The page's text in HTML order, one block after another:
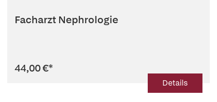
Facharzt Nephrologie
44,00 €*
Details